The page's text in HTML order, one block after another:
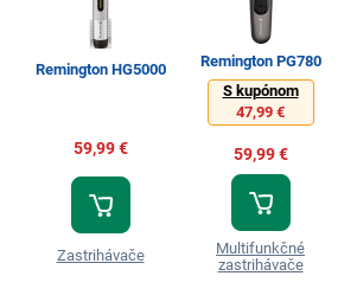
Remington HG5000
59,99 €
Zastrihávače
Remington PG780
S kupónom
47,99 €
59,99 €
Multifunkčné
zastrihávače